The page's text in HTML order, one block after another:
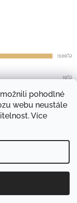
pohodlné
webu neustále
Více
(100%)
(0%)
(0%)